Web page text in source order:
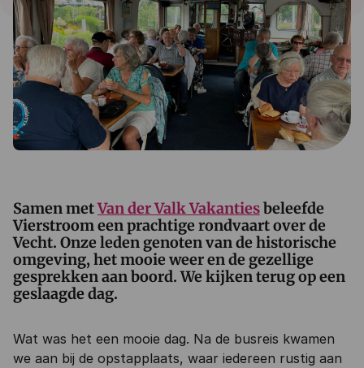
Samen metVan der Valk Vakantiesbeleefde
Vierstroom een prachtige rondvaart over de
Vecht. Onze leden genoten van de historische
omgeving, het mooie weer en de gezellige
gesprekken aan boord. We kijken terug op een
geslaagde dag.
Wat was het een mooie dag. Na de busreis kwamen
we aan bij de opstapplaats, waar iedereen rustig aan